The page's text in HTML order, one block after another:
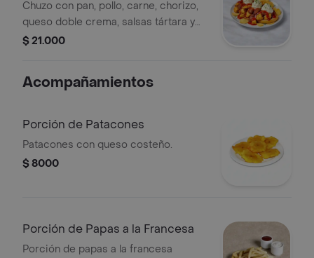
Chuzo con pan, pollo, carne, chorizo,
queso doble crema, salsas tártara y
de tomate y papa chip.
$ 21.000
Acompañamientos
Porción de Patacones
Patacones con queso costeño.
$ 8000
Porción de Papas a la Francesa
Porción de papas a la francesa